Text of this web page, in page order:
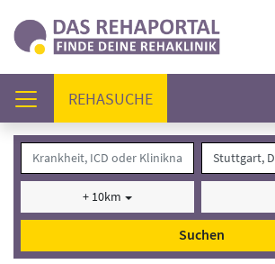
REHASUCHE(AKTUELL)
+ 10km
Suchen